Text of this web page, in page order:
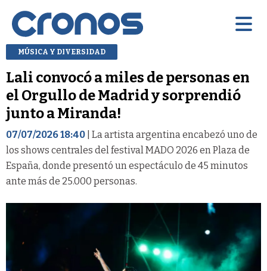
MÚSICA Y DIVERSIDAD
Lali convocó a miles de personas en
el Orgullo de Madrid y sorprendió
junto a Miranda!
07/07/2026 18:40 | La artista argentina encabezó uno de
los shows centrales del festival MADO 2026 en Plaza de
España, donde presentó un espectáculo de 45 minutos
ante más de 25.000 personas.